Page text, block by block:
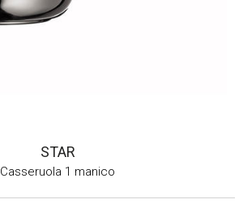
STAR
Casseruola 1 manico